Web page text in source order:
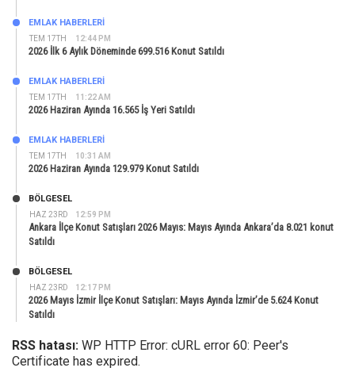
TEM 17TH 12:44 PM
EMLAK HABERLERI
2026 İlk 6 Aylık Döneminde 699.516 Konut Satıldı
TEM 17TH 11:22 AM
EMLAK HABERLERI
2026 Haziran Ayında 16.565 İş Yeri Satıldı
TEM 17TH 10:31 AM
EMLAK HABERLERI
2026 Haziran Ayında 129.979 Konut Satıldı
HAZ 23RD 12:59 PM
BÖLGESEL
Ankara İlçe Konut Satışları 2026 Mayıs: Mayıs Ayında Ankara’da 8.021 konut
Satıldı
HAZ 23RD 12:17 PM
BÖLGESEL
2026 Mayıs İzmir İlçe Konut Satışları: Mayıs Ayında İzmir’de 5.624 Konut
Satıldı
RSS hatası: WP HTTP Error: cURL error 60: Peer's
Certificate has expired.